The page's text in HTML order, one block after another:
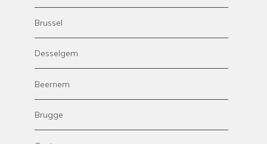
Brussel
Desselgem
Beernem
Brugge